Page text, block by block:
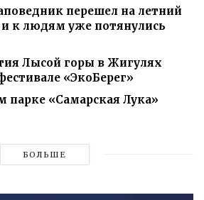
перешел на летний
к людям уже потянулись
Лысой горы в Жигулях
«ЭкоБерег»
парке «Самарская Лука»
БОЛЬШЕ